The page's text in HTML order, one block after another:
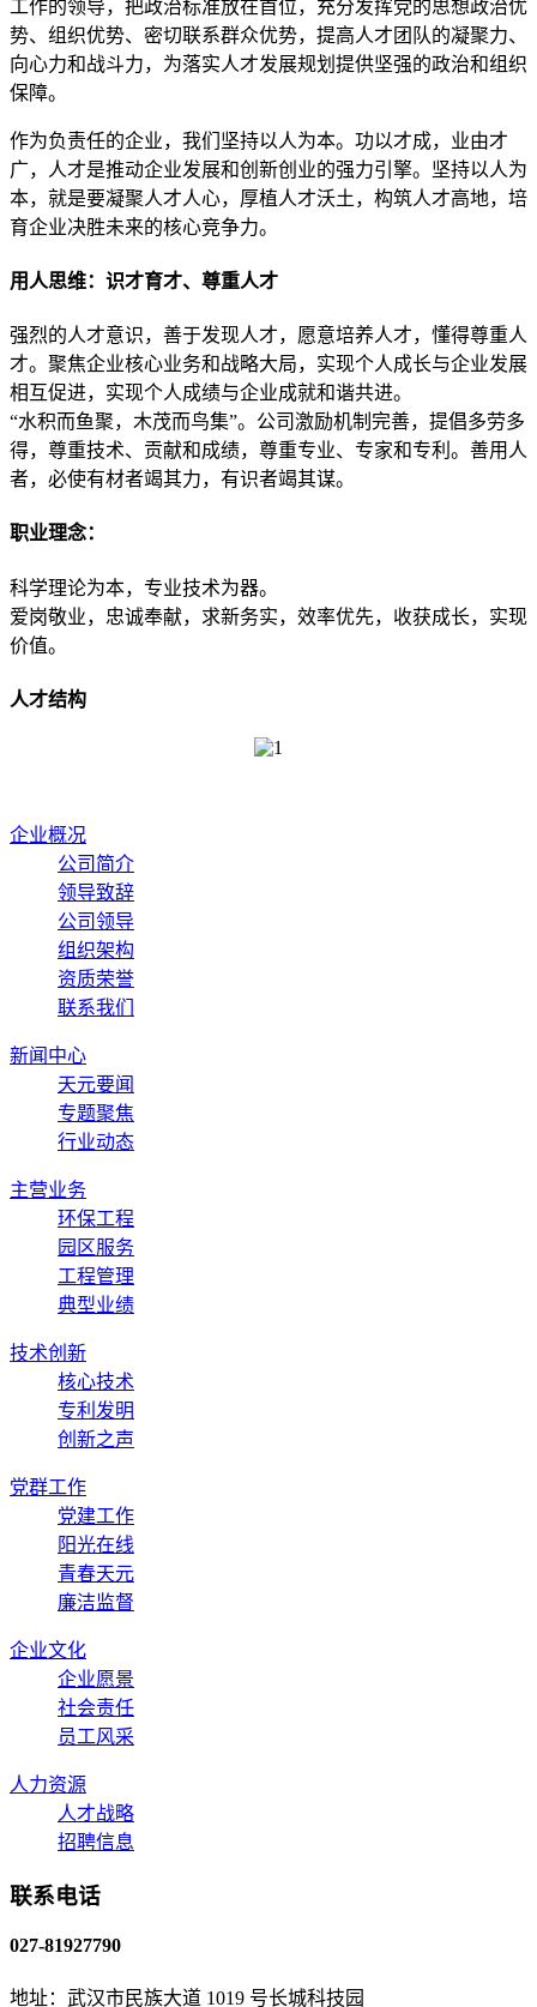
工作的领导，把政治标准放在首位，充分发挥党的思想政治优
势、组织优势、密切联系群众优势，提高人才团队的凝聚力、
向心力和战斗力，为落实人才发展规划提供坚强的政治和组织
保障。
作为负责任的企业，我们坚持以人为本。功以才成，业由才
广，人才是推动企业发展和创新创业的强力引擎。坚持以人为
本，就是要凝聚人才人心，厚植人才沃土，构筑人才高地，培
育企业决胜未来的核心竞争力。
用人思维：识才育才、尊重人才
强烈的人才意识，善于发现人才，愿意培养人才，懂得尊重人
才。聚焦企业核心业务和战略大局，实现个人成长与企业发展
相互促进，实现个人成绩与企业成就和谐共进。
“水积而鱼聚，木茂而鸟集”。公司激励机制完善，提倡多劳多
得，尊重技术、贡献和成绩，尊重专业、专家和专利。善用人
者，必使有材者竭其力，有识者竭其谋。
职业理念：
科学理论为本，专业技术为器。
爱岗敬业，忠诚奉献，求新务实，效率优先，收获成长，实现
价值。
人才结构
企业概况
公司简介
领导致辞
公司领导
组织架构
资质荣誉
联系我们
新闻中心
天元要闻
专题聚焦
行业动态
主营业务
环保工程
园区服务
工程管理
典型业绩
技术创新
核心技术
专利发明
创新之声
党群工作
党建工作
阳光在线
青春天元
廉洁监督
企业文化
企业愿景
社会责任
员工风采
人力资源
人才战略
招聘信息
联系电话
027-81927790
地址：武汉市民族大道 1019 号长城科技园